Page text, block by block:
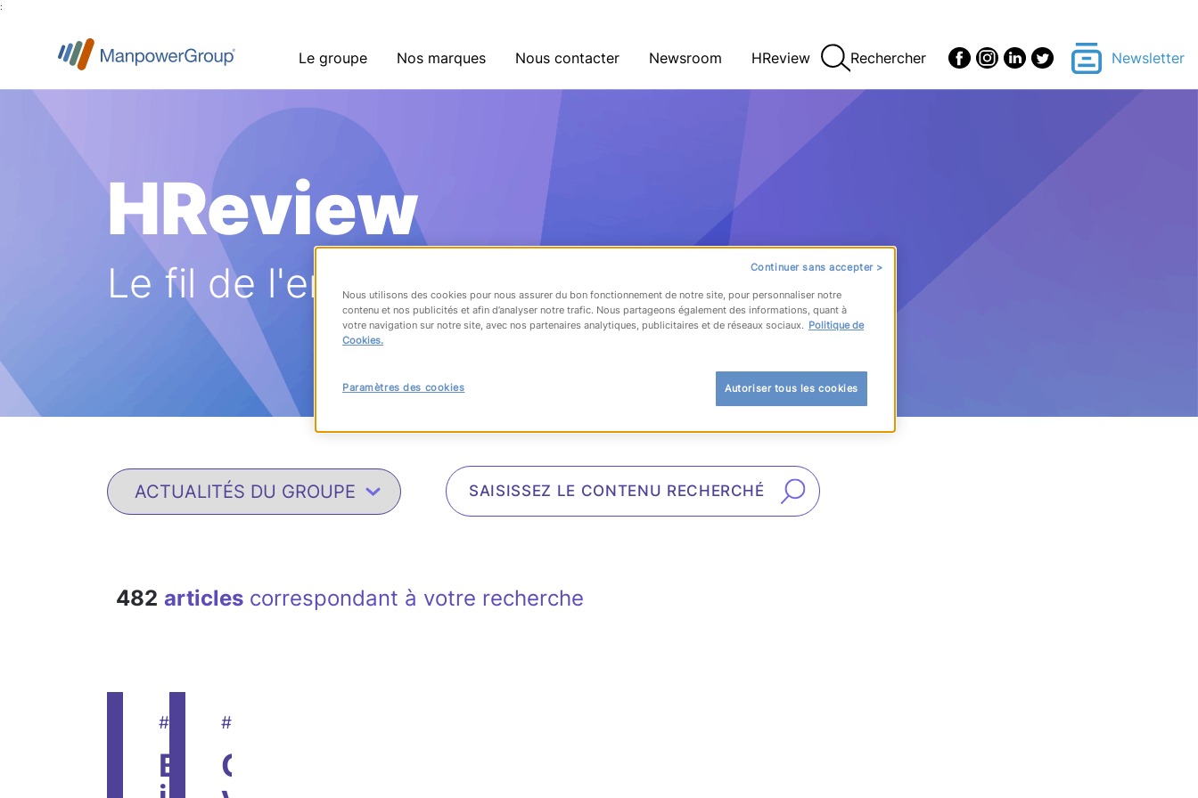
:
Le groupe Nos marques Nous contacter Newsroom HReview Rechercher Newsletter
HReview
Le fil de l'emploi
482 articles correspondant à votre recherche
#recrutement
BTP et
#compétences
Compétences
Continuer sans accepter >
Nous utilisons des cookies pour nous assurer du bon fonctionnement de notre site, pour personnaliser notre
contenu et nos publicités et afin d’analyser notre trafic. Nous partageons également des informations, quant à
votre navigation sur notre site, avec nos partenaires analytiques, publicitaires et de réseaux sociaux. Politique de
Cookies.
Autoriser tous les cookies
Paramètres des cookies